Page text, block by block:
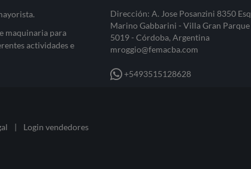
maquinaria para
actividades e
Dirección: A. Jose Posanzini 8350 Esq
Marino Gabbarini - Villa Gran Parque
5019 - Córdoba, Argentina
mroggio@femacba.com
+5493515128628
| Login vendedores